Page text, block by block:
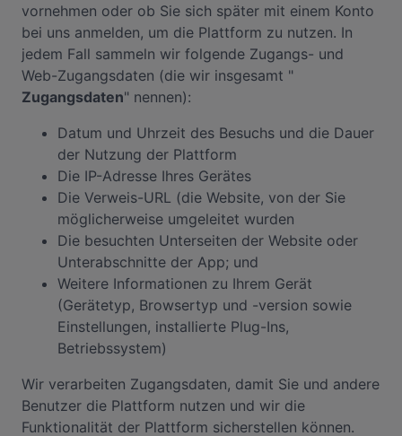
vornehmen oder ob Sie sich später mit einem Konto
bei uns anmelden, um die Plattform zu nutzen. In
jedem Fall sammeln wir folgende Zugangs- und
Web-Zugangsdaten (die wir insgesamt "
Zugangsdaten" nennen):
Datum und Uhrzeit des Besuchs und die Dauer
der Nutzung der Plattform
Die IP-Adresse Ihres Gerätes
Die Verweis-URL (die Website, von der Sie
möglicherweise umgeleitet wurden
Die besuchten Unterseiten der Website oder
Unterabschnitte der App; und
Weitere Informationen zu Ihrem Gerät
(Gerätetyp, Browsertyp und -version sowie
Einstellungen, installierte Plug-Ins,
Betriebssystem)
Wir verarbeiten Zugangsdaten, damit Sie und andere
Benutzer die Plattform nutzen und wir die
Funktionalität der Plattform sicherstellen können.